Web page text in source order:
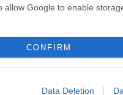
allow Google to enable
allow Google to enable
functionality and fraud
CONFIRM
Data Deletion
,ο οποίος ήταν
με τις